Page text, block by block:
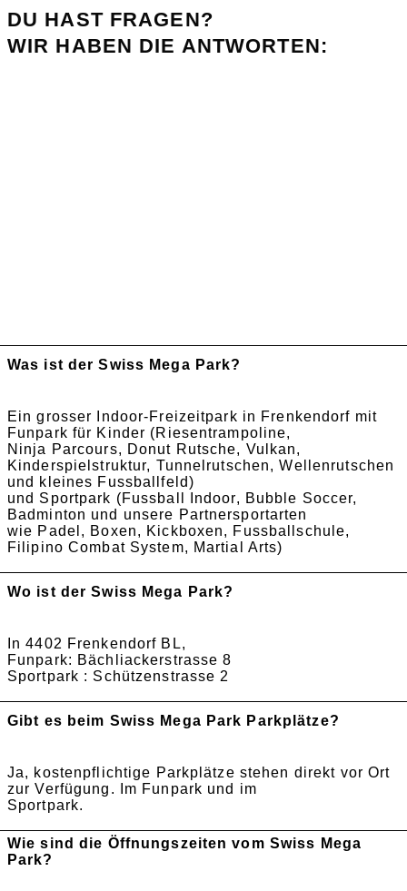
DU HAST FRAGEN?
WIR HABEN DIE ANTWORTEN:
Was ist der Swiss Mega Park?
Ein grosser Indoor-Freizeitpark in Frenkendorf mit
Funpark für Kinder (Riesentrampoline,
Ninja Parcours, Donut Rutsche, Vulkan,
Kinderspielstruktur, Tunnelrutschen, Wellenrutschen
und kleines Fussballfeld)
und Sportpark (Fussball Indoor, Bubble Soccer,
Badminton und unsere Partnersportarten
wie Padel, Boxen, Kickboxen, Fussballschule,
Filipino Combat System, Martial Arts)
Wo ist der Swiss Mega Park?
In 4402 Frenkendorf BL,
Funpark: Bächliackerstrasse 8
Sportpark : Schützenstrasse 2
Gibt es beim Swiss Mega Park Parkplätze?
Ja, kostenpflichtige Parkplätze stehen direkt vor Ort
zur Verfügung. Im Funpark und im
Sportpark.
Wie sind die Öffnungszeiten vom Swiss Mega
Park?